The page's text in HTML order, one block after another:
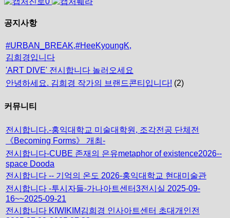
공지사항
#URBAN_BREAK,#HeeKyoungK,
김희경입니다
'ART DIVE' 전시합니다 놀러오세요
안녕하세요. 김희경 작가의 브랜드콘티입니다! (2)
커뮤니티
전시합니다.-홍익대학교 미술대학원, 조각전공 단체전
《Becoming Forms》 개최-
전시합니다-CUBE 존재의 은유metaphor of existence2026--
space Dooda
전시합니다 -- 기억의 온도 2026-홍익대학교 현대미술관
전시합니다 -투시자들-가나아트센터3전시실 2025-09-
16~~2025-09-21
전시합니다 KIWIKIM김희경 인사아트센터 초대개인전